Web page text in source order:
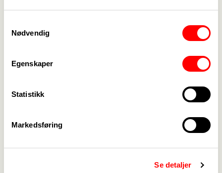
Nødvendig
Egenskaper
Statistikk
Markedsføring
Se detaljer